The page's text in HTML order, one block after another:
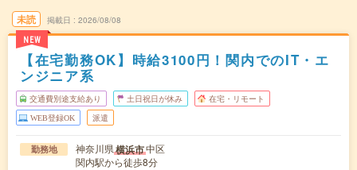
未読
NEW
掲載日 2026/08/08
【在宅勤務OK】時給3100円！関内でのIT・エ
ンジニア系
交通費別途支給あり 土日祝日が休み 在宅・リモート
WEB登録OK 派遣
勤務地 神奈川県横浜市中区
関内駅から徒歩8分